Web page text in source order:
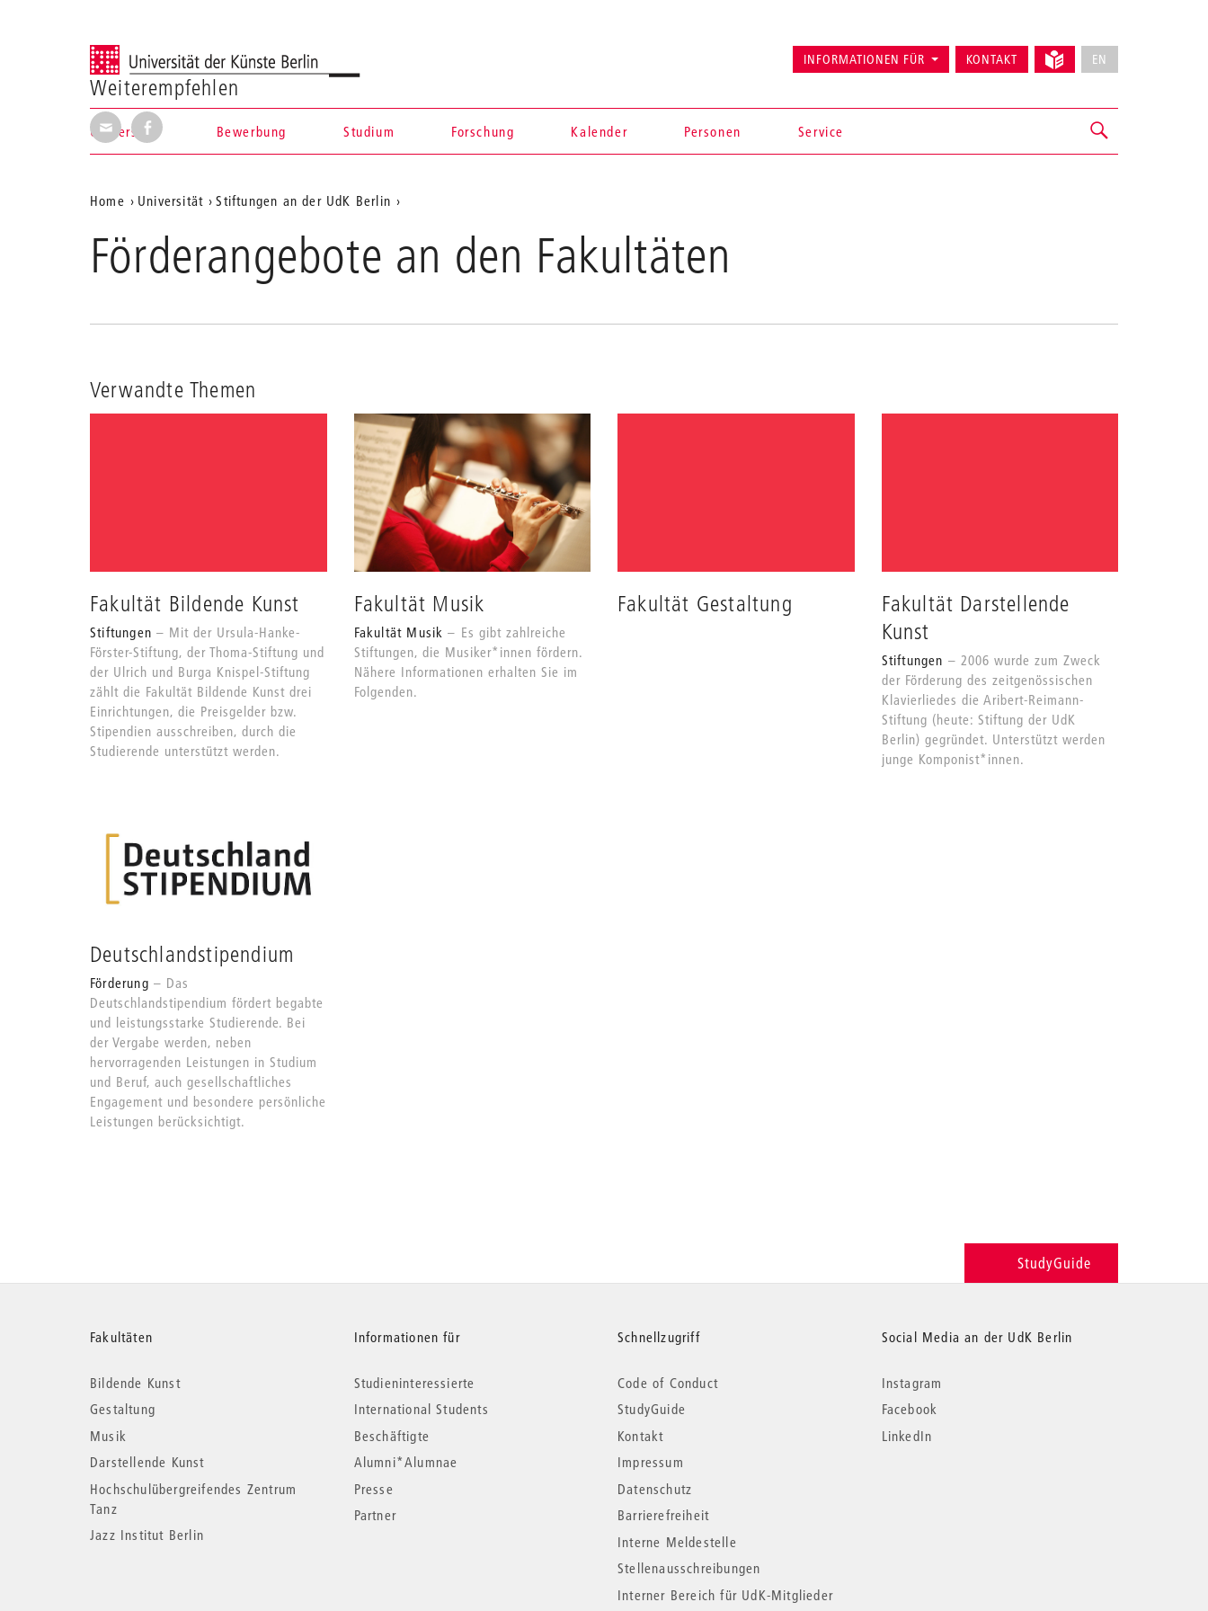
Universität der Künste Berlin
Navigation &
Suche
Universität Bewerbung Studium Forschung Kalender Personen Service
INFORMATIONEN FÜR KONTAKT EN
Aktuelle
Position
auf
Home Universität Stiftungen an der UdK Berlin
Förderangebote an den Fakultäten
Weiterempfehlen
Seite per E-Mail weiterempfehlen
Seite auf Facebook weiterempfehlen
Verwandte Themen
Fakultät Bildende Kunst
Stiftungen
Mit der Ursula-Hanke-
Förster-Stiftung, der Thoma-Stiftung und
der Ulrich und Burga Knispel-Stiftung
zählt die Fakultät Bildende Kunst drei
Einrichtungen, die Preisgelder bzw.
Stipendien ausschreiben, durch die
Studierende unterstützt werden.
Fakultät Musik
Fakultät Musik
Es gibt zahlreiche
Stiftungen, die Musiker*innen fördern.
Nähere Informationen erhalten Sie im
Folgenden.
Fakultät Gestaltung
Fakultät Darstellende
Kunst
Stiftungen
2006 wurde zum Zweck
der Förderung des zeitgenössischen
Klavierliedes die Aribert-Reimann-
Stiftung (heute: Stiftung der UdK
Berlin) gegründet. Unterstützt werden
junge Komponist*innen.
Deutschlandstipendium
Förderung
Das
Deutschlandstipendium fördert begabte
und leistungsstarke Studierende. Bei
der Vergabe werden, neben
hervorragenden Leistungen in Studium
und Beruf, auch gesellschaftliches
Engagement und besondere persönliche
Leistungen berücksichtigt.
StudyGuide
Weitere
Informationen
Fakultäten
Bildende Kunst
Gestaltung
Musik
Darstellende Kunst
Hochschulübergreifendes Zentrum
Tanz
Jazz Institut Berlin
Informationen für
Studieninteressierte
International Students
Beschäftigte
Alumni*Alumnae
Presse
Partner
Schnellzugriff
Code of Conduct
StudyGuide
Kontakt
Impressum
Datenschutz
Barrierefreiheit
Interne Meldestelle
Stellenausschreibungen
Interner Bereich für UdK-Mitglieder
Social Media an der UdK Berlin
Instagram
Facebook
LinkedIn